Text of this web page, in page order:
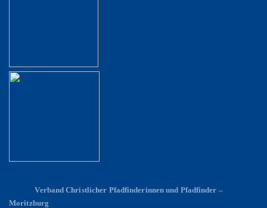
Verband Christlicher Pfadfinderinnen und Pfadfinder –
Moritzburg